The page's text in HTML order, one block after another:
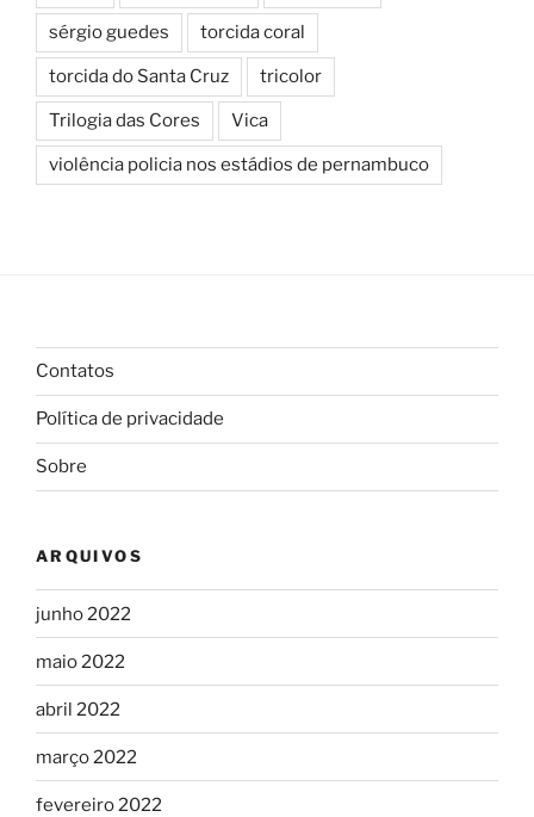
sérgio guedes torcida coral
torcida do Santa Cruz tricolor
Trilogia das Cores Vica
violência policia nos estádios de pernambuco
Contatos
Política de privacidade
Sobre
ARQUIVOS
junho 2022
maio 2022
abril 2022
março 2022
fevereiro 2022